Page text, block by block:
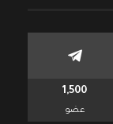
1,500
عضو